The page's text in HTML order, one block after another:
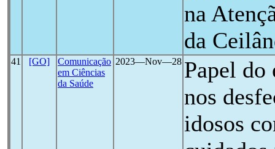
na
da
41 [GO]
Comunicação
em Ciências
da Saúde
2023―Nov―28 Papel
nos
idosos